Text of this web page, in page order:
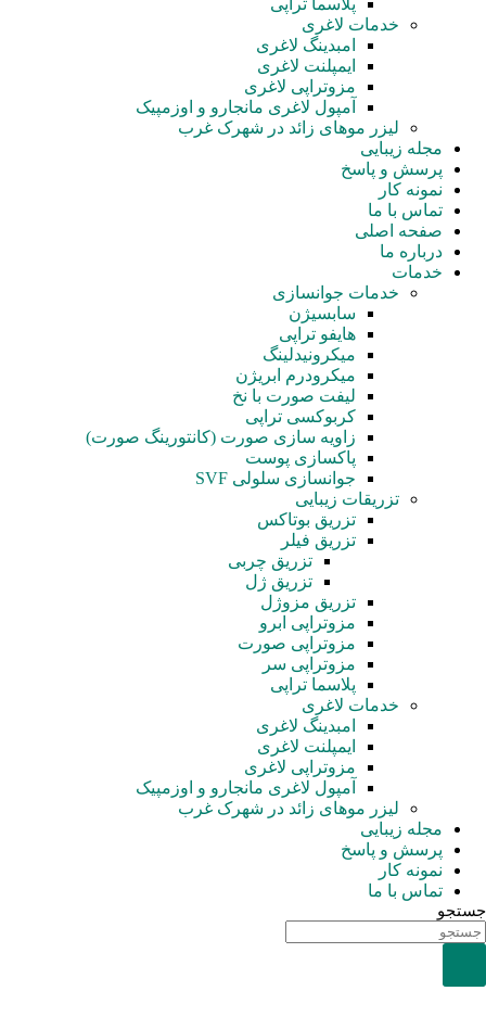
پلاسما تراپی
خدمات لاغری
امبدینگ لاغری
ایمپلنت لاغری
مزوتراپی لاغری
آمپول‌ لاغری مانجارو و اوزمپیک
لیزر موهای زائد در شهرک غرب
مجله زیبایی
پرسش و پاسخ
نمونه کار
تماس با ما
صفحه اصلی
درباره ما
خدمات
خدمات جوانسازی
سابسیژن
هایفو تراپی
میکرونیدلینگ
میکرودرم ابریژن
لیفت صورت با نخ
کربوکسی تراپی
زاویه سازی صورت (کانتورینگ صورت)
پاکسازی پوست
جوانسازی سلولی SVF
تزریقات زیبایی
تزریق بوتاکس
تزریق فیلر
تزریق چربی
تزریق ژل
تزریق مزوژل
مزوتراپی ابرو
مزوتراپی صورت
مزوتراپی سر
پلاسما تراپی
خدمات لاغری
امبدینگ لاغری
ایمپلنت لاغری
مزوتراپی لاغری
آمپول‌ لاغری مانجارو و اوزمپیک
لیزر موهای زائد در شهرک غرب
مجله زیبایی
پرسش و پاسخ
نمونه کار
تماس با ما
جستجو